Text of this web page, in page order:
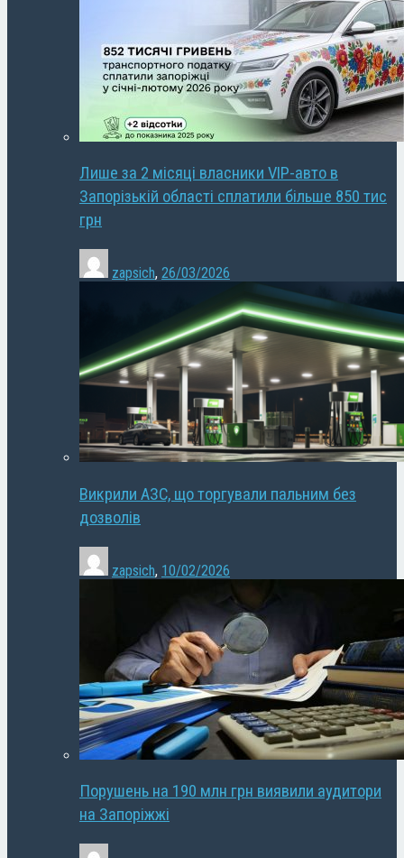
Лише за 2 місяці власники VIP-авто в
Запорізькій області сплатили більше 850 тис
грн
zapsich, 26/03/2026
Викрили АЗС, що торгували пальним без
дозволів
zapsich, 10/02/2026
Порушень на 190 млн грн виявили аудитори
на Запоріжжі